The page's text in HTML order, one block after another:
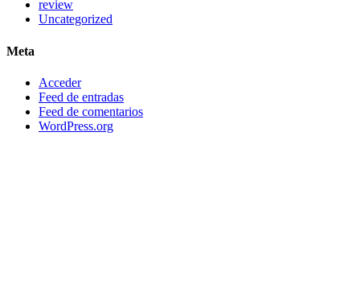
review
Uncategorized
Meta
Acceder
Feed de entradas
Feed de comentarios
WordPress.org